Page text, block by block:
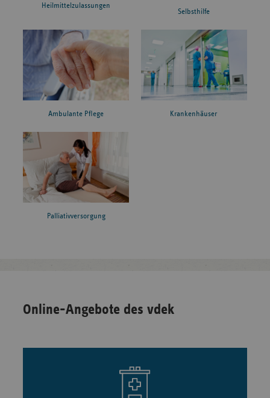
Heilmittelzulassungen
Selbsthilfe
Ambulante Pflege Krankenhäuser
Palliativversorgung
Online-Angebote des vdek